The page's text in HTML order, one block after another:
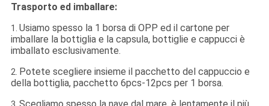
Trasporto ed imballare:
1. Usiamo spesso la 1 borsa di OPP ed il cartone per
imballare la bottiglia e la capsula, bottiglie e cappucci è
imballato esclusivamente.
2. Potete scegliere insieme il pacchetto del cappuccio e
della bottiglia, pacchetto 6pcs-12pcs per 1 borsa.